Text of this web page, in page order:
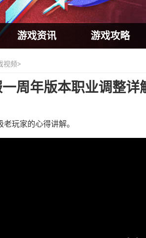
游戏资讯 游戏攻略
视频>
周年版本职业调整
玩家的心得讲解。